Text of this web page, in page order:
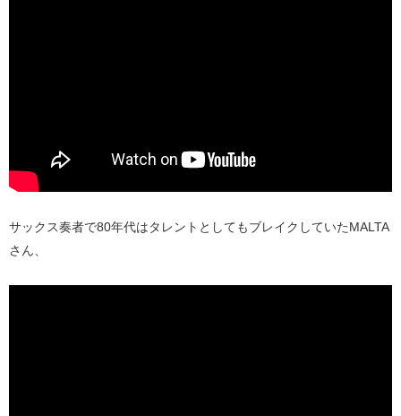
サックス奏者で80年代はタレントとしてもブレイクしていたMALTA
さん、